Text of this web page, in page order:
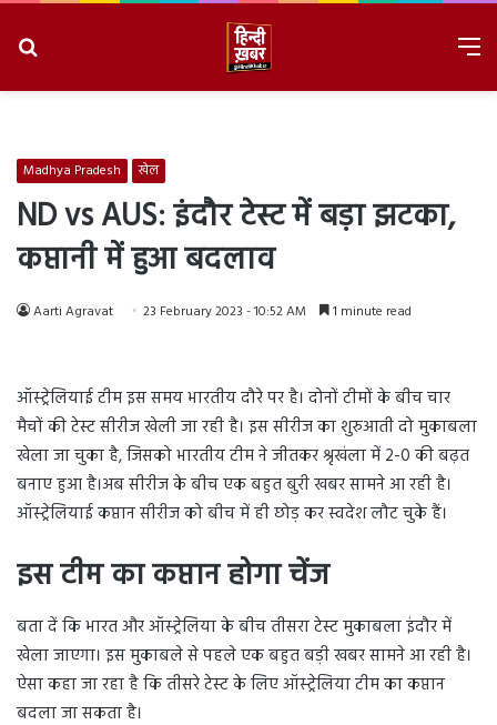
Madhya Pradesh खेल
ND vs AUS: इंदौर टेस्ट में बड़ा झटका,
कप्तानी में हुआ बदलाव
Aarti Agravat 23 February 2023 - 10:52 AM 1 minute read
ऑस्ट्रेलियाई टीम इस समय भारतीय दौरे पर है। दोनों टीमों के बीच चार
मैचों की टेस्ट सीरीज खेली जा रही है। इस सीरीज का शुरुआती दो मुकाबला
खेला जा चुका है, जिसको भारतीय टीम ने जीतकर श्रृखंला में 2-0 की बढ़त
बनाए हुआ है।अब सीरीज के बीच एक बहुत बुरी खबर सामने आ रही है।
ऑस्ट्रेलियाई कप्तान सीरीज को बीच में ही छोड़ कर स्वदेश लौट चुके हैं।
इस टीम का कप्तान होगा चेंज
बता दें कि भारत और ऑस्ट्रेलिया के बीच तीसरा टेस्ट मुकाबला इंदौर में
खेला जाएगा। इस मुकाबले से पहले एक बहुत बड़ी खबर सामने आ रही है।
ऐसा कहा जा रहा है कि तीसरे टेस्ट के लिए ऑस्ट्रेलिया टीम का कप्तान
बदला जा सकता है।